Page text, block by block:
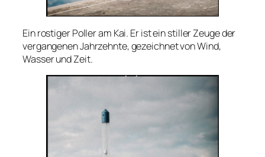
Ein rostiger Poller am Kai. Er ist ein stiller Zeuge der
vergangenen Jahrzehnte, gezeichnet von Wind,
Wasser und Zeit.